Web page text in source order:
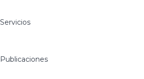
Servicios
Publicaciones